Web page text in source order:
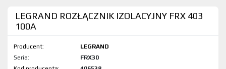
LEGRAND ROZŁĄCZNIK IZOLACYJNY FRX 403
100A
Producent:
LEGRAND
Seria:
FRX30